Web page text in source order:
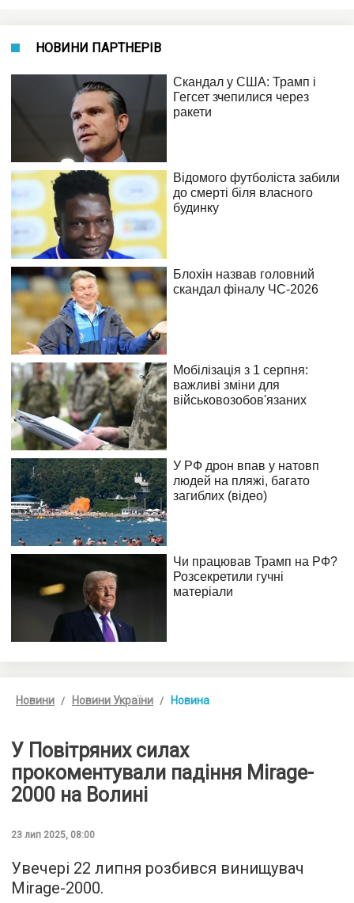
НОВИНИ ПАРТНЕРІВ
Новини Новини України Новина
У Повітряних силах
прокоментували падіння Mirage-
2000 на Волині
23 лип 2025, 08:00
Увечері 22 липня розбився винищувач
Mirage-2000.